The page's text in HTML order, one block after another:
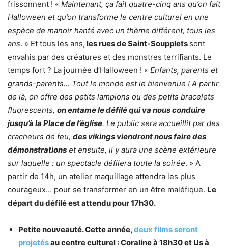
frissonnent ! « Maintenant, ça fait quatre-cinq ans qu’on fait
Halloween et qu’on transforme le centre culturel en une
espèce de manoir hanté avec un thème différent, tous les
ans. » Et tous les ans, les rues de Saint-Soupplets sont
envahis par des créatures et des monstres terrifiants. Le
temps fort ? La journée d’Halloween ! « Enfants, parents et
grands-parents… Tout le monde est le bienvenue ! A partir
de là, on offre des petits lampions ou des petits bracelets
fluorescents, on entame le défilé qui va nous conduire
jusqu’à la Place de l’église. Le public sera accueillit par des
cracheurs de feu, des vikings viendront nous faire des
démonstrations et ensuite, il y aura une scène extérieure
sur laquelle : un spectacle défilera toute la soirée. » A
partir de 14h, un atelier maquillage attendra les plus
courageux… pour se transformer en un être maléfique. Le
départ du défilé est attendu pour 17h30.
Petite nouveauté.Cette année,deux films seront
projetésau centre culturel : Coraline à 18h30 et Us à